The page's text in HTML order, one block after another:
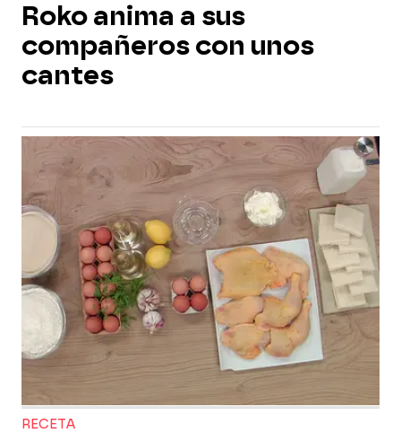
Roko anima a sus
compañeros con unos
cantes
RECETA